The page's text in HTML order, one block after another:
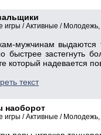
игры / Активные /
мужчинам выдаются
быстрее застегнуть
который надевается
текст
наоборот
игры / Активные /